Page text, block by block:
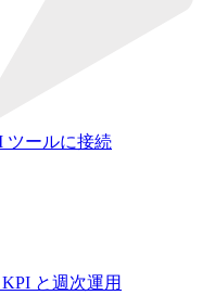
ツールに接続
と週次運用